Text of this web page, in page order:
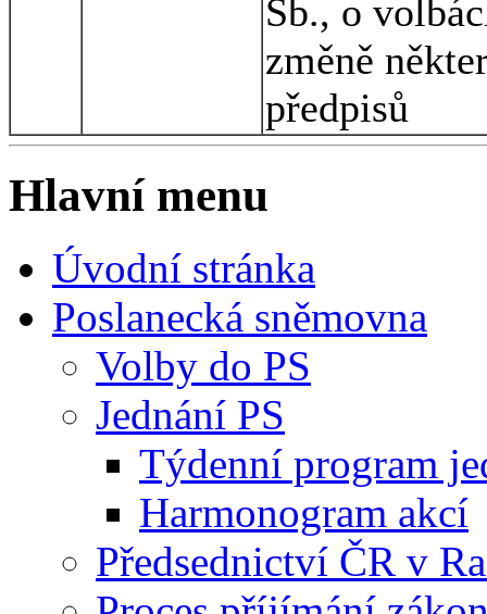
Sb., o
změně
předpisů
Hlavní menu
Úvodní stránka
Poslanecká sněmovna
Volby do PS
Jednání PS
Týdenní program
Harmonogram akcí
Předsednictví ČR v